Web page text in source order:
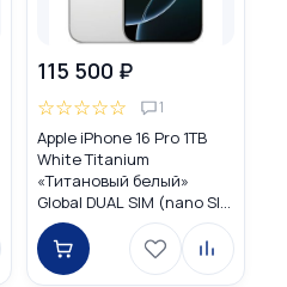
115 500 ₽
☆☆☆☆☆ 1
Apple iPhone 16 Pro 1TB
White Titanium
«Титановый белый»
Global DUAL SIM (nano SIM
+ eSIM)